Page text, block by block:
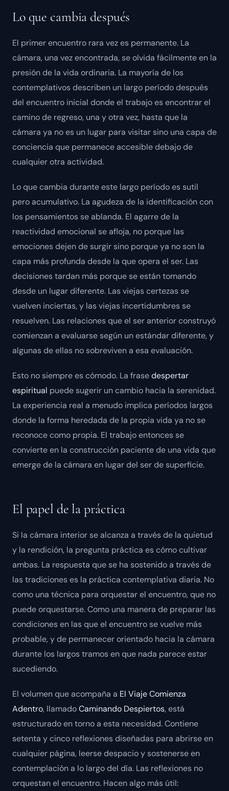
Lo que cambia después
El primer encuentro rara vez es permanente. La
cámara, una vez encontrada, se olvida fácilmente en la
presión de la vida ordinaria. La mayoría de los
contemplativos describen un largo período después
del encuentro inicial donde el trabajo es encontrar el
camino de regreso, una y otra vez, hasta que la
cámara ya no es un lugar para visitar sino una capa de
conciencia que permanece accesible debajo de
cualquier otra actividad.
Lo que cambia durante este largo período es sutil
pero acumulativo. La agudeza de la identificación con
los pensamientos se ablanda. El agarre de la
reactividad emocional se afloja, no porque las
emociones dejen de surgir sino porque ya no son la
capa más profunda desde la que opera el ser. Las
decisiones tardan más porque se están tomando
desde un lugar diferente. Las viejas certezas se
vuelven inciertas, y las viejas incertidumbres se
resuelven. Las relaciones que el ser anterior construyó
comienzan a evaluarse según un estándar diferente, y
algunas de ellas no sobreviven a esa evaluación.
Esto no siempre es cómodo. La frasedespertar
espiritual puede sugerir un cambio hacia la serenidad.
La experiencia real a menudo implica períodos largos
donde la forma heredada de la propia vida ya no se
reconoce como propia. El trabajo entonces se
convierte en la construcción paciente de una vida que
emerge de la cámara en lugar del ser de superficie.
El papel de la práctica
Si la cámara interior se alcanza a través de la quietud
y la rendición, la pregunta práctica es cómo cultivar
ambas. La respuesta que se ha sostenido a través de
las tradiciones es la práctica contemplativa diaria. No
como una técnica para orquestar el encuentro, que no
puede orquestarse. Como una manera de preparar las
condiciones en las que el encuentro se vuelve más
probable, y de permanecer orientado hacia la cámara
durante los largos tramos en que nada parece estar
sucediendo.
El volumen que acompaña a El Viaje Comienza
Adentro, llamadoCaminando Despiertos, está
estructurado en torno a esta necesidad. Contiene
setenta y cinco reflexiones diseñadas para abrirse en
cualquier página, leerse despacio y sostenerse en
contemplación a lo largo del día. Las reflexiones no
orquestan el encuentro. Hacen algo más útil: